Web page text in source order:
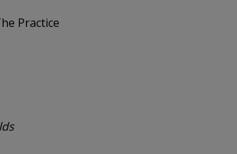
Practice